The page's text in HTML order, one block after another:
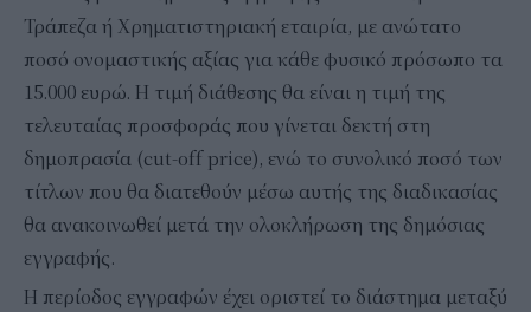
Τράπεζα ή Χρηματιστηριακή εταιρία, με ανώτατο
ποσό ονομαστικής αξίας για κάθε φυσικό πρόσωπο τα
15.000 ευρώ. Η τιμή διάθεσης θα είναι η τιμή της
τελευταίας προσφοράς που γίνεται δεκτή στη
δημοπρασία (cut-off price), ενώ το συνολικό ποσό των
τίτλων που θα διατεθούν μέσω αυτής της διαδικασίας
θα ανακοινωθεί μετά την ολοκλήρωση της δημόσιας
εγγραφής.
Η περίοδος εγγραφών έχει οριστεί το διάστημα μεταξύ